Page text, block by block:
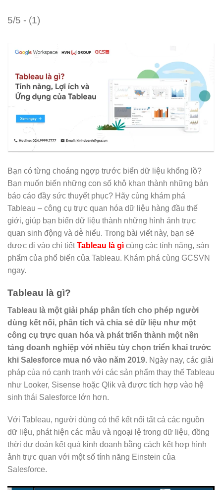
5/5 - (1)
Bạn có từng choáng ngợp trước biển dữ liệu khổng lồ?
Bạn muốn biến những con số khô khan thành những bản
báo cáo đầy sức thuyết phục? Hãy cùng khám phá
Tableau – công cụ trực quan hóa dữ liệu hàng đầu thế
giới, giúp bạn biến dữ liệu thành những hình ảnh trực
quan sinh động và dễ hiểu. Trong bài viết này, bạn sẽ
được đi vào chi tiếtTableau là gì cùng các tính năng, sản
phẩm của phổ biến của Tableau. Khám phá cùng GCSVN
ngay.
Tableau là gì?
Tableau là một giải pháp phân tích cho phép người
dùng kết nối, phân tích và chia sẻ dữ liệu như một
công cụ trực quan hóa và phát triển thành một nền
tảng doanh nghiệp với nhiều tùy chọn triển khai trước
khi Salesforce mua nó vào năm 2019. Ngày nay, các giải
pháp của nó cạnh tranh với các sản phẩm thay thế Tableau
như Looker, Sisense hoặc Qlik và được tích hợp vào hệ
sinh thái Salesforce lớn hơn.
Với Tableau, người dùng có thể kết nối tất cả các nguồn
dữ liệu, phát hiện các mẫu và ngoại lệ trong dữ liệu, đồng
thời dự đoán kết quả kinh doanh bằng cách kết hợp hình
ảnh trực quan với một số tính năng Einstein của
Salesforce.